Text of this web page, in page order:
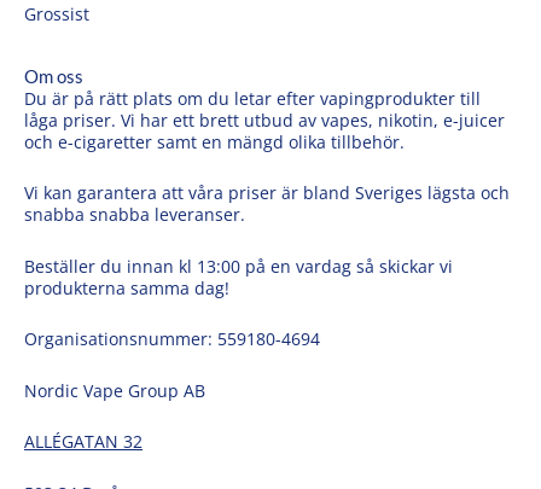
Grossist
Om oss
Du är på rätt plats om du letar efter vapingprodukter till
låga priser. Vi har ett brett utbud av vapes, nikotin, e-juicer
och e-cigaretter samt en mängd olika tillbehör.
Vi kan garantera att våra priser är bland Sveriges lägsta och
snabba snabba leveranser.
Beställer du innan kl 13:00 på en vardag så skickar vi
produkterna samma dag!
Organisationsnummer: 559180-4694
Nordic Vape Group AB
ALLÉGATAN 32